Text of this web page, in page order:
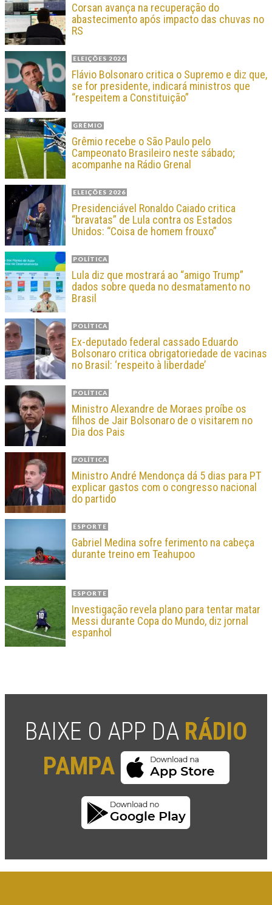
Corsan avança na recuperação do
abastecimento após impacto das chuvas no
RS
ELEIÇÕES 2026
Flávio Bolsonaro critica o Supremo e diz que,
se for presidente, indicará ministros que
“respeitem a Constituição”
GRÊMIO
Grêmio recebe o São Paulo pelo
Campeonato Brasileiro neste sábado;
acompanhe na Rádio Grenal
ELEIÇÕES 2026
Presidenciável Ronaldo Caiado critica
“bravatas” de Lula contra os Estados
Unidos: “Coisa de homem frouxo”
POLÍTICA
Lula diz que mostrará ao “amigo Trump”
dados sobre queda no desmatamento no
Brasil
POLÍTICA
Ex-deputado federal cassado Eduardo
Bolsonaro critica obrigatoriedade de vacinas
no Brasil: ‘respeito à liberdade’
POLÍTICA
Ministro Alexandre de Moraes proíbe os
filhos de Jair Bolsonaro de o visitarem no
Dia dos Pais
POLÍTICA
Ministro André Mendonça dá 5 dias para PT
explicar gastos com o congresso nacional
do partido
ESPORTE
Gabriel Medina sofre ferimento na cabeça
durante treino em Teahupoo
ESPORTE
Investigação revela plano para tentar matar
Messi durante Copa do Mundo, diz jornal
espanhol
BAIXE O APP DA RÁDIO
PAMPA